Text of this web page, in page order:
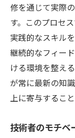
修を通じて実際
す。このプロセ
実践的なスキル
継続的なフィー
ける環境を整え
が常に最新の知
上に寄与するこ
技術者のモチベ